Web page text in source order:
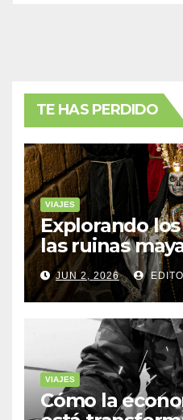
TE HAS PERDIDO
VIAJES
Explorando
las ruinas
de Yucatán
JUN 2, 2026
VIAJES
Cómo la